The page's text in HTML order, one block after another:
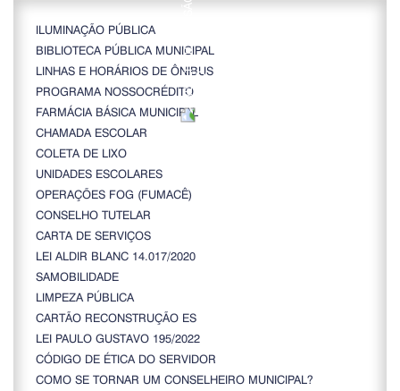
ILUMINAÇÃO PÚBLICA
BIBLIOTECA PÚBLICA MUNICIPAL
LINHAS E HORÁRIOS DE ÔNIBUS
PROGRAMA NOSSOCRÉDITO
FARMÁCIA BÁSICA MUNICIPAL
CHAMADA ESCOLAR
COLETA DE LIXO
UNIDADES ESCOLARES
OPERAÇÕES FOG (FUMACÊ)
CONSELHO TUTELAR
CARTA DE SERVIÇOS
LEI ALDIR BLANC 14.017/2020
SAMOBILIDADE
LIMPEZA PÚBLICA
CARTÃO RECONSTRUÇÃO ES
LEI PAULO GUSTAVO 195/2022
CÓDIGO DE ÉTICA DO SERVIDOR
COMO SE TORNAR UM CONSELHEIRO MUNICIPAL?